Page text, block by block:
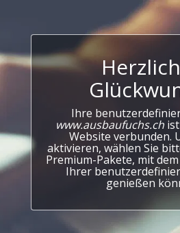
Ihre
www.ausbaufuchs.ch
Website verbunden.
aktivieren, wählen Sie
Premium-Pakete, mit
Ihrer
genießen